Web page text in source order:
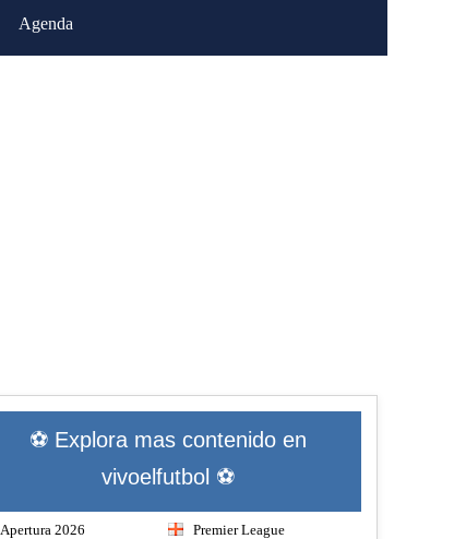
Agenda
⚽ Explora mas contenido en
vivoelfutbol ⚽
Apertura 2026 Premier League